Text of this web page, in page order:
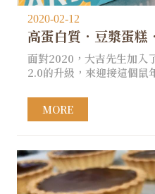
2020-02-12
高蛋白質．豆漿蛋糕
面對2020，大吉先生加入
2.0的升級，來迎接這個鼠
MORE